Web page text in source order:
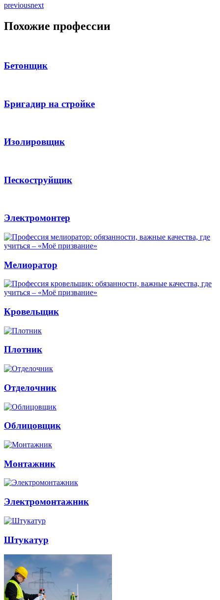
previousnext
Похожие профессии
Бетонщик
Бригадир на стройке
Изолировщик
Пескоструйщик
Электромонтер
Мелиоратор
Кровельщик
Плотник
Отделочник
Облицовщик
Монтажник
Электромонтажник
Штукатур